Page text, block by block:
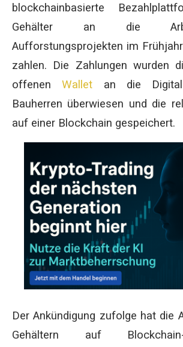
blockchainbasierte
Gehälter an die
Aufforstungsprojekten im
zahlen. Die Zahlungen wurden
offenenWallet an die
Bauherren überwiesen und die
auf einer Blockchain gespeichert.
Der Ankündigung zufolge hat die
Gehältern auf